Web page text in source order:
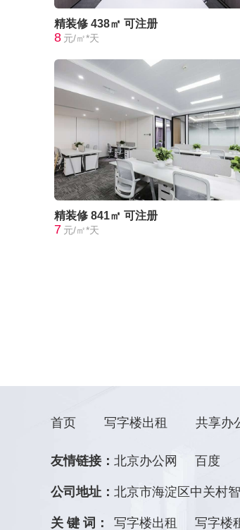
精装修 438㎡ 可注册
8 元/㎡*天
精装修 841㎡ 可注册
7 元/㎡*天
首页 写字楼出租 共享办
友情链接： 北京办公网 百度
公司地址： 北京市海淀区中关村
关 键 词： 写字楼出租 写字楼